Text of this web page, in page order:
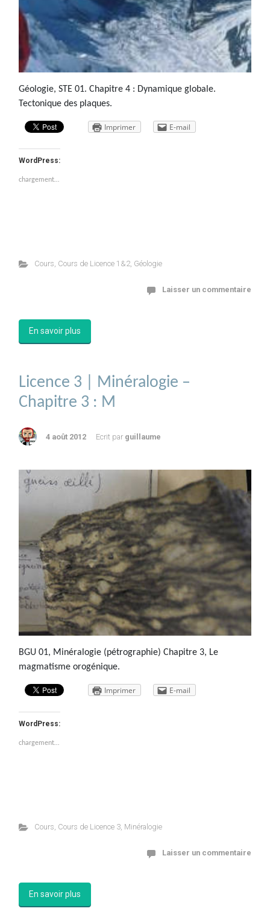
Géologie, STE 01. Chapitre 4 : Dynamique globale.
Tectonique des plaques.
Imprimer E-mail
WordPress:
chargement…
Cours, Cours de Licence 1&2, Géologie
Laisser un commentaire
En savoir plus
Licence 3 | Minéralogie –
Chapitre 3 : M
4 août 2012 Ecrit par guillaume
BGU 01, Minéralogie (pétrographie) Chapitre 3, Le
magmatisme orogénique.
Imprimer E-mail
WordPress:
chargement…
Cours, Cours de Licence 3, Minéralogie
Laisser un commentaire
En savoir plus